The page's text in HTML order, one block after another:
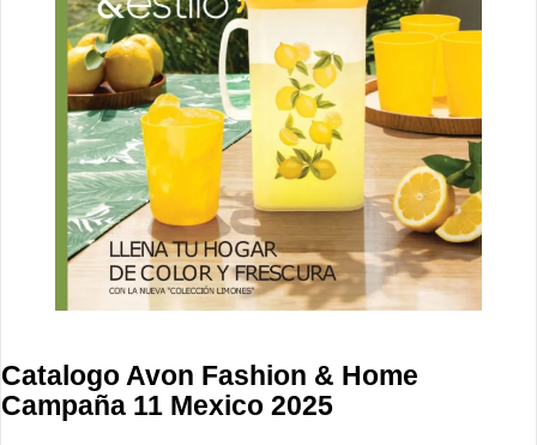
Catalogo Avon Fashion & Home
Campaña 11 Mexico 2025